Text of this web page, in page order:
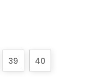
39 40